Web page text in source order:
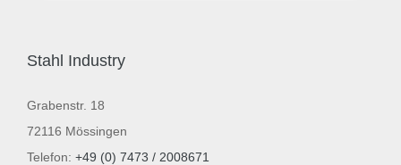
Stahl Industry
Grabenstr. 18
72116 Mössingen
Telefon: +49 (0) 7473 / 2008671